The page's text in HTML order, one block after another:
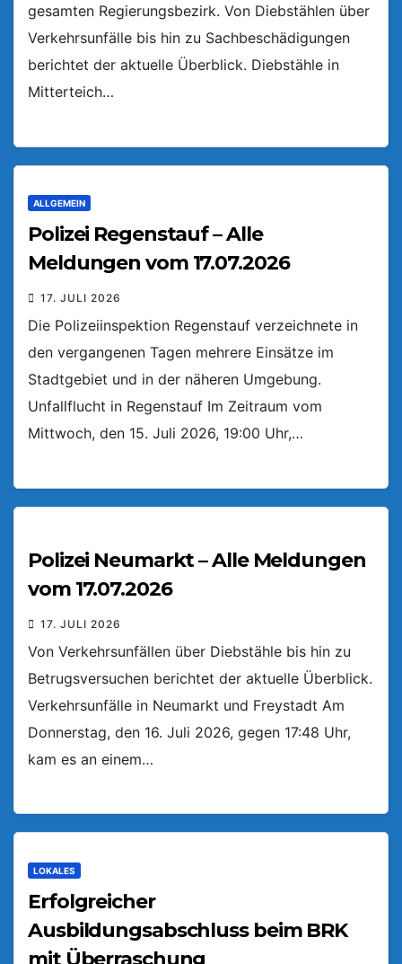
gesamten Regierungsbezirk. Von Diebstählen über
Verkehrsunfälle bis hin zu Sachbeschädigungen
berichtet der aktuelle Überblick. Diebstähle in
Mitterteich…
ALLGEMEIN
Polizei Regenstauf – Alle
Meldungen vom 17.07.2026
17. JULI 2026
Die Polizeiinspektion Regenstauf verzeichnete in
den vergangenen Tagen mehrere Einsätze im
Stadtgebiet und in der näheren Umgebung.
Unfallflucht in Regenstauf Im Zeitraum vom
Mittwoch, den 15. Juli 2026, 19:00 Uhr,…
Polizei Neumarkt – Alle Meldungen
vom 17.07.2026
17. JULI 2026
Von Verkehrsunfällen über Diebstähle bis hin zu
Betrugsversuchen berichtet der aktuelle Überblick.
Verkehrsunfälle in Neumarkt und Freystadt Am
Donnerstag, den 16. Juli 2026, gegen 17:48 Uhr,
kam es an einem…
LOKALES
Erfolgreicher
Ausbildungsabschluss beim BRK